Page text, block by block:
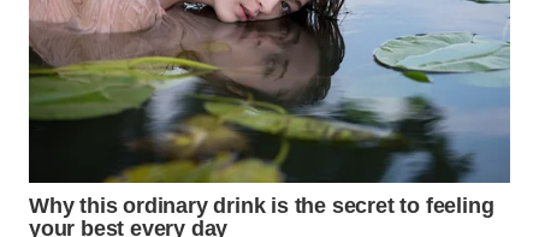
WN
LIKUPANG
WN
LABUANBAJO
WN
BORNEO